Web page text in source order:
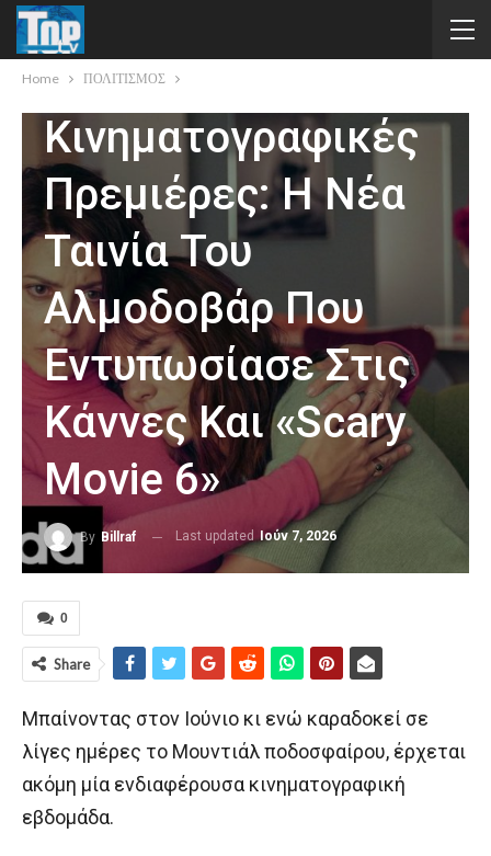
Home ΠΟΛΙΤΙΣΜΟΣ
ΠΟΛΙΤΙΣΜΟΣ
Οκτώ
Κινηματογραφικές
Πρεμιέρες: Η Νέα
Ταινία Του
Αλμοδοβάρ Που
Εντυπωσίασε Στις
Κάννες Και «Scary
Movie 6»
By Billraf Last updatedΙούν 7, 2026
0
Share
Μπαίνοντας στον Ιούνιο κι ενώ καραδοκεί σε
λίγες ημέρες το Μουντιάλ ποδοσφαίρου, έρχεται
ακόμη μία ενδιαφέρουσα κινηματογραφική
εβδομάδα.